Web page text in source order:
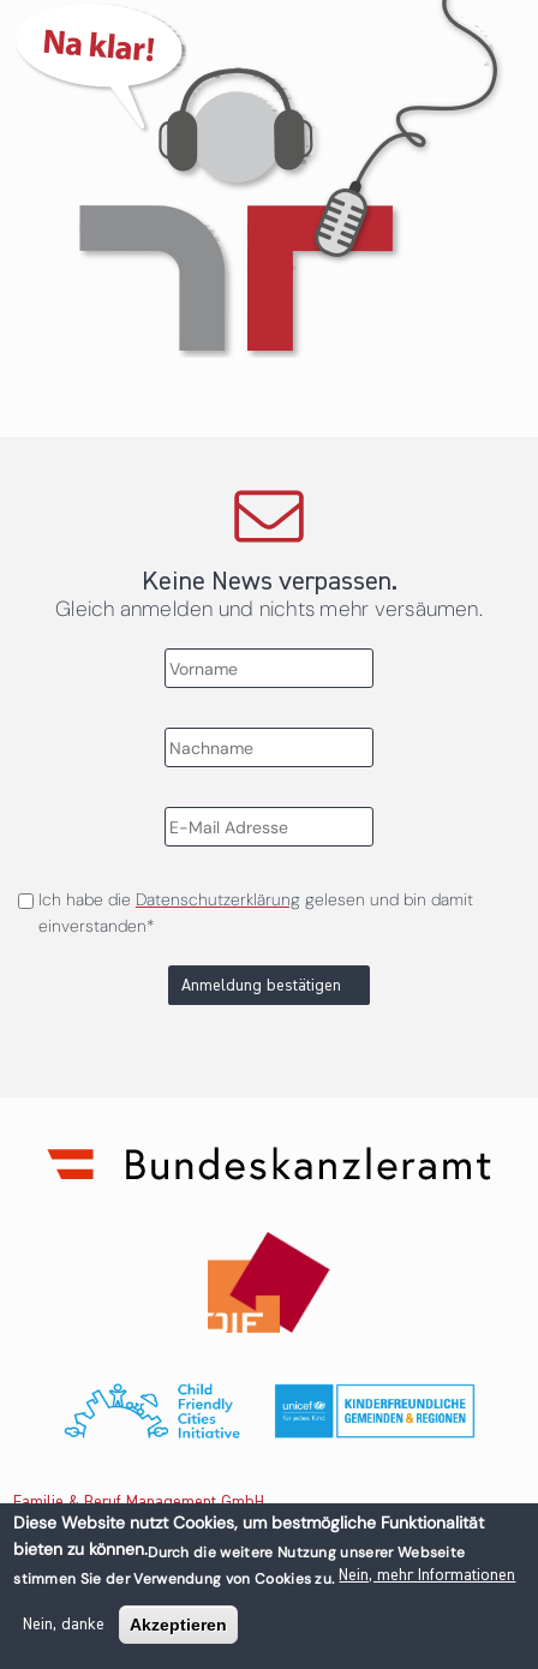
Keine News verpassen.
Gleich anmelden und nichts mehr versäumen.
Ich habe die Datenschutzerklärunggelesen und bin damit
einverstanden*
Anmeldung bestätigen
Familie & Beruf Management GmbH
Untere Donaustraße 13-15/3 1020 Wien, Austria
+43 1 218 50 70
office@familieundberuf.at
Diese Website nutzt Cookies, um bestmögliche Funktionalität
bieten zu können.Durch die weitere Nutzung unserer Webseite
stimmen Sie der Verwendung von Cookies zu. Nein, mehr Informationen
Nein, danke Akzeptieren